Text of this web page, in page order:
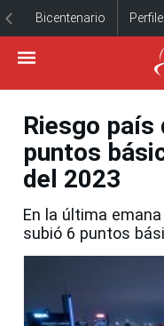
Bicentenario
Riesgo país
puntos
del 2023
En la última
subió 6 puntos